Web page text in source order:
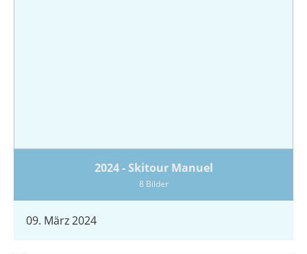
2024 - Skitour Manuel
8 Bilder
09. März 2024